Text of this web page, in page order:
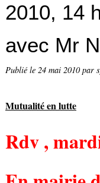
2010, 14
avec Mr
Publié le 24 mai 2010par
Mutualité en lutte
Rdv ,